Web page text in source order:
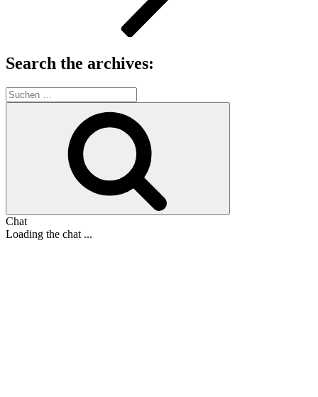
Search the archives:
Suche
nach:
Chat
Loading the chat ...